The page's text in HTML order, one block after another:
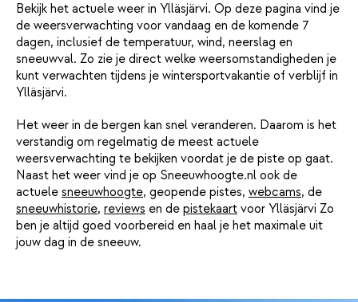
Bekijk het actuele weer in Ylläsjärvi. Op deze pagina vind je
de weersverwachting voor vandaag en de komende 7
dagen, inclusief de temperatuur, wind, neerslag en
sneeuwval. Zo zie je direct welke weersomstandigheden je
kunt verwachten tijdens je wintersportvakantie of verblijf in
Ylläsjärvi.
Het weer in de bergen kan snel veranderen. Daarom is het
verstandig om regelmatig de meest actuele
weersverwachting te bekijken voordat je de piste op gaat.
Naast het weer vind je op Sneeuwhoogte.nl ook de
actuele sneeuwhoogte, geopende pistes, webcams, de
sneeuwhistorie, reviews en de pistekaart voor Ylläsjärvi Zo
ben je altijd goed voorbereid en haal je het maximale uit
jouw dag in de sneeuw.